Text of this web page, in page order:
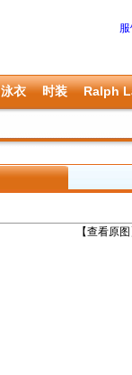
泳衣 时装 Ralph
【查看原
上一张